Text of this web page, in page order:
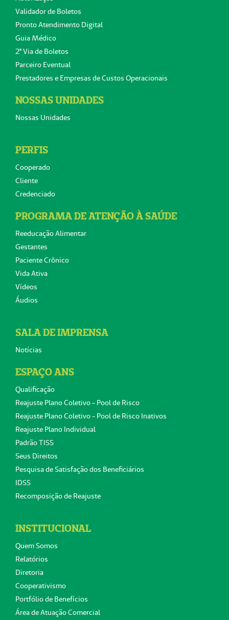
Validador de Boletos
Pronto Atendimento Digital
Guia Médico
2ª Via de Boletos
Parceiro Eventual
Prestadores e Empresas de Custos Operacionais
NOSSAS UNIDADES
Nossas Unidades
PERFIS
Cooperado
Cliente
Credenciado
PROGRAMA DE ATENÇÃO À SAÚDE
Reeducação Alimentar
Gestantes
Paciente Crônico
Vida Ativa
Vídeos
Áudios
SALA DE IMPRENSA
Notícias
ESPAÇO ANS
Qualificação
Reajuste Plano Coletivo - Pool de Risco
Reajuste Plano Coletivo - Pool de Risco Inativos
Reajuste Plano Individual
Padrão TISS
Seus Direitos
Pesquisa de Satisfação dos Beneficiários
IDSS
Recomposição de Reajuste
INSTITUCIONAL
Quem Somos
Relatórios
Diretoria
Cooperativismo
Portfólio de Benefícios
Área de Atuação Comercial